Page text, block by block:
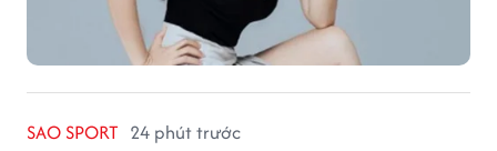
SAO SPORT 24 phút trước